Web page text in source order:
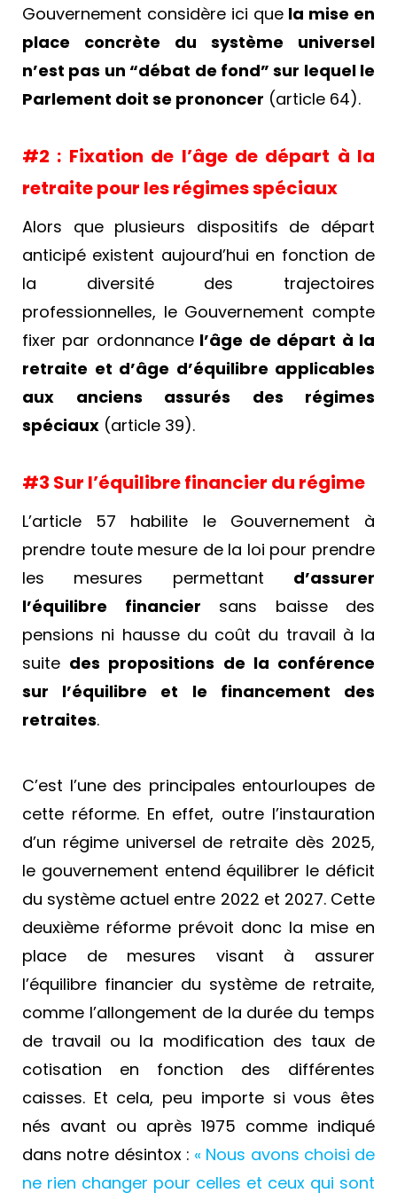
Gouvernement considère ici que la mise en
place concrète du système universel
n’est pas un “débat de fond” sur lequel le
Parlement doit se prononcer (article 64).
#2 : Fixation de l’âge de départ à la
retraite pour les régimes spéciaux
Alors que plusieurs dispositifs de départ
anticipé existent aujourd’hui en fonction de
la diversité des trajectoires
professionnelles, le Gouvernement compte
fixer par ordonnancel’âge de départ à la
retraite et d’âge d’équilibre applicables
aux anciens assurés des régimes
spéciaux (article 39).
#3 Sur l’équilibre financier du régime
L’article 57 habilite le Gouvernement à
prendre toute mesure de la loi pour prendre
les mesures permettant d’assurer
l’équilibre financier sans baisse des
pensions ni hausse du coût du travail à la
suite des propositions de la conférence
sur l’équilibre et le financement des
retraites.
C’est l’une des principales entourloupes de
cette réforme. En effet, outre l’instauration
d’un régime universel de retraite dès 2025,
le gouvernement entend équilibrer le déficit
du système actuel entre 2022 et 2027. Cette
deuxième réforme prévoit donc la mise en
place de mesures visant à assurer
l’équilibre financier du système de retraite,
comme l’allongement de la durée du temps
de travail ou la modification des taux de
cotisation en fonction des différentes
caisses. Et cela, peu importe si vous êtes
nés avant ou après 1975 comme indiqué
dans notre désintox : « Nous avons choisi de
ne rien changer pour celles et ceux qui sont